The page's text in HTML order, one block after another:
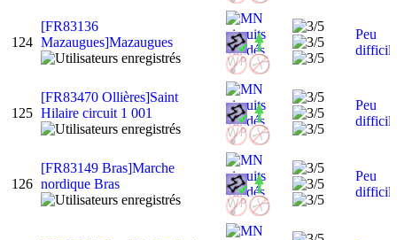
124
[FR83136
Mazaugues]Mazaugues
Peu
125
[FR83470 Ollières]Saint
Hilaire circuit 1 001
Peu
126
[FR83149 Bras]Marche
nordique Bras
Peu